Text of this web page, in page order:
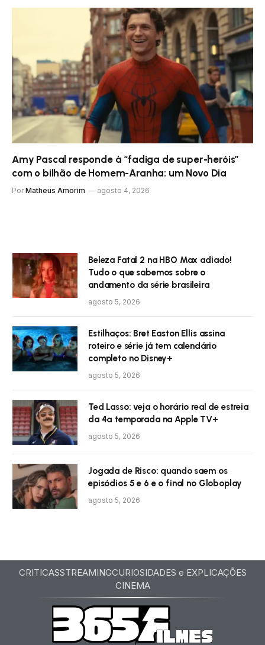
Amy Pascal responde à “fadiga de super-heróis”
com o bilhão de Homem-Aranha: um Novo Dia
Por Matheus Amorim agosto 4, 2026
Beleza Fatal 2 na HBO Max adiado!
Tudo o que sabemos sobre o
andamento da série brasileira
agosto 5, 2026
Estilhaços: Bret Easton Ellis assina
roteiro e série já tem calendário
completo no Disney+
agosto 5, 2026
Ted Lasso: veja o horário real de estreia
da 4ª temporada na Apple TV+
agosto 5, 2026
Jogada de Risco: quando saem os
episódios 5 e 6 e o final no Globoplay
agosto 5, 2026
CRITICASSTREAMINGCURIOSIDADES e EXPLICAÇÕES
CINEMA